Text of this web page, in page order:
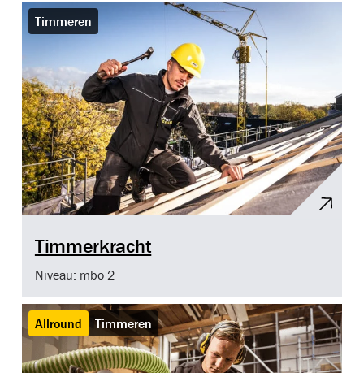
Timmeren
Timmerkracht
Niveau: mbo 2
Allround Timmeren